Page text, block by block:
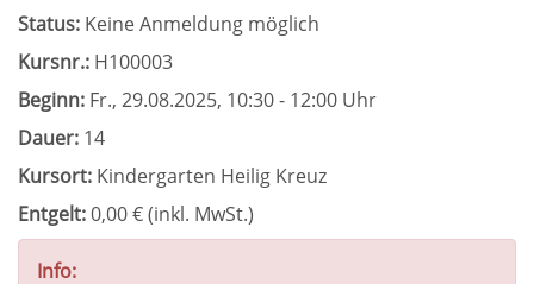
Status: Keine Anmeldung möglich
Kursnr.: H100003
Beginn: Fr., 29.08.2025, 10:30 - 12:00 Uhr
Dauer: 14
Kursort: Kindergarten Heilig Kreuz
Entgelt:0,00 € (inkl. MwSt.)
Info: